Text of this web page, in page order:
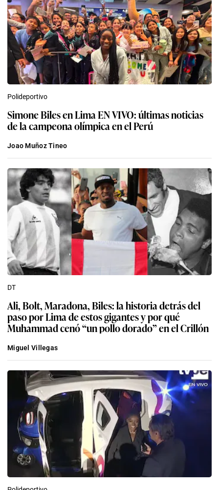
Polideportivo
Simone Biles en Lima EN VIVO: últimas noticias
de la campeona olímpica en el Perú
Joao Muñoz Tineo
DT
Ali, Bolt, Maradona, Biles: la historia detrás del
paso por Lima de estos gigantes y por qué
Muhammad cenó “un pollo dorado” en el Crillón
Miguel Villegas